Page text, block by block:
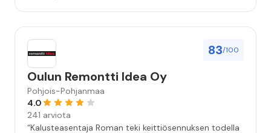
83/100
Oulun Remontti Idea Oy
Pohjois-Pohjanmaa
4.0
241 arviota
“Kalusteasentaja Roman teki keittiösennuksen todella